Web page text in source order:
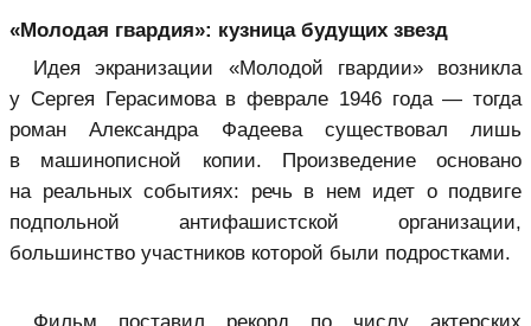
«Молодая гвардия»: кузница будущих звезд
Идея экранизации «Молодой гвардии» возникла
у Сергея Герасимова в феврале 1946 года — тогда
роман Александра Фадеева существовал лишь
в машинописной копии. Произведение основано
на реальных событиях: речь в нем идет о подвиге
подпольной антифашистской организации,
большинство участников которой были подростками.
Фильм поставил рекорд по числу актерских